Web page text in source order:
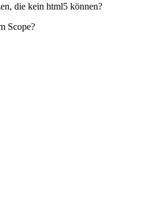
die kein html5 können?
Scope?